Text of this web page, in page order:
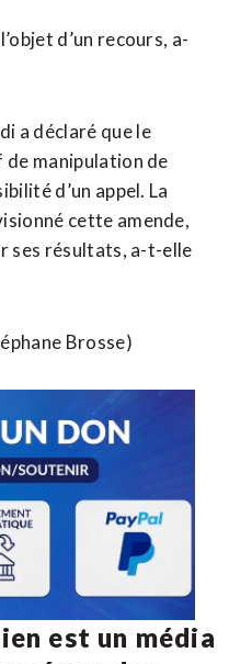
d’un recours, a-
a déclaré que le
manipulation de
d’un appel. La
cette amende,
ses résultats, a-t-elle
Brosse)
est un média